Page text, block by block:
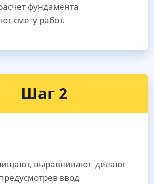
фундамента
смету работ.
Шаг 2
выравнивают, делают
ввод